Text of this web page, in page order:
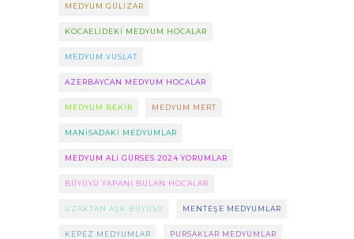
MEDYUM GÜLIZAR
KOCAELIDEKI MEDYUM HOCALAR
MEDYUM VUSLAT
AZERBAYCAN MEDYUM HOCALAR
MEDYUM BEKIR MEDYUM MERT
MANISADAKI MEDYUMLAR
MEDYUM ALI GÜRSES 2024 YORUMLAR
BÜYÜYÜ YAPANI BULAN HOCALAR
UZAKTAN AŞK BÜYÜSÜ MENTEŞE MEDYUMLAR
KEPEZ MEDYUMLAR PURSAKLAR MEDYUMLAR